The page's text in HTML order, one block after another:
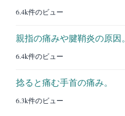
6.4k件のビュー
親指の痛みや腱鞘炎の原因。
6.4k件のビュー
捻ると痛む手首の痛み。
6.3k件のビュー